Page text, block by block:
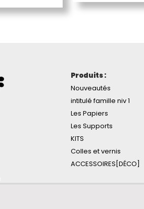
Produits :
Nouveautés
intitulé famille niv 1
Les Papiers
Les Supports
KITS
Colles et vernis
ACCESSOIRES[DÉCO]